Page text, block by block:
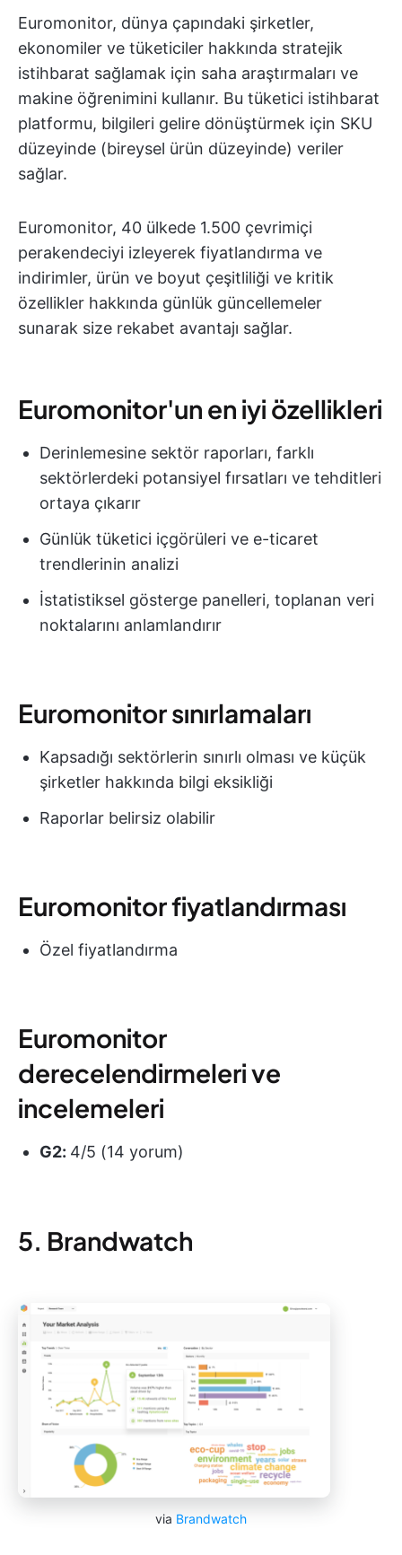
Euromonitor, dünya çapındaki şirketler,
ekonomiler ve tüketiciler hakkında stratejik
istihbarat sağlamak için saha araştırmaları ve
makine öğrenimini kullanır. Bu tüketici istihbarat
platformu, bilgileri gelire dönüştürmek için SKU
düzeyinde (bireysel ürün düzeyinde) veriler
sağlar.
Euromonitor, 40 ülkede 1.500 çevrimiçi
perakendeciyi izleyerek fiyatlandırma ve
indirimler, ürün ve boyut çeşitliliği ve kritik
özellikler hakkında günlük güncellemeler
sunarak size rekabet avantajı sağlar.
Euromonitor'un en iyi özellikleri
Derinlemesine sektör raporları, farklı
sektörlerdeki potansiyel fırsatları ve tehditleri
ortaya çıkarır
Günlük tüketici içgörüleri ve e-ticaret
trendlerinin analizi
İstatistiksel gösterge panelleri, toplanan veri
noktalarını anlamlandırır
Euromonitor sınırlamaları
Kapsadığı sektörlerin sınırlı olması ve küçük
şirketler hakkında bilgi eksikliği
Raporlar belirsiz olabilir
Euromonitor fiyatlandırması
Özel fiyatlandırma
Euromonitor
derecelendirmeleri ve
incelemeleri
G2: 4/5 (14 yorum)
5. Brandwatch
via Brandwatch